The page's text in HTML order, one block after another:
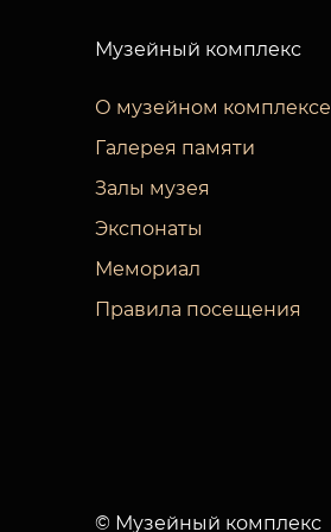
Музейный комплекс
О музейном комплексе
Галерея памяти
Залы музея
Экспонаты
Мемориал
Правила посещения
© Музейный комплекс